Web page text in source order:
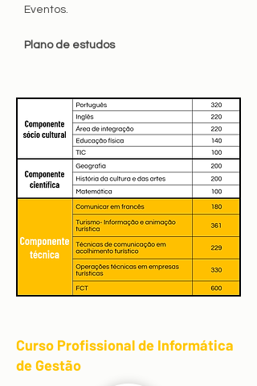
Eventos.
Plano de estudos
Curso Profissional de Informática
de Gestão